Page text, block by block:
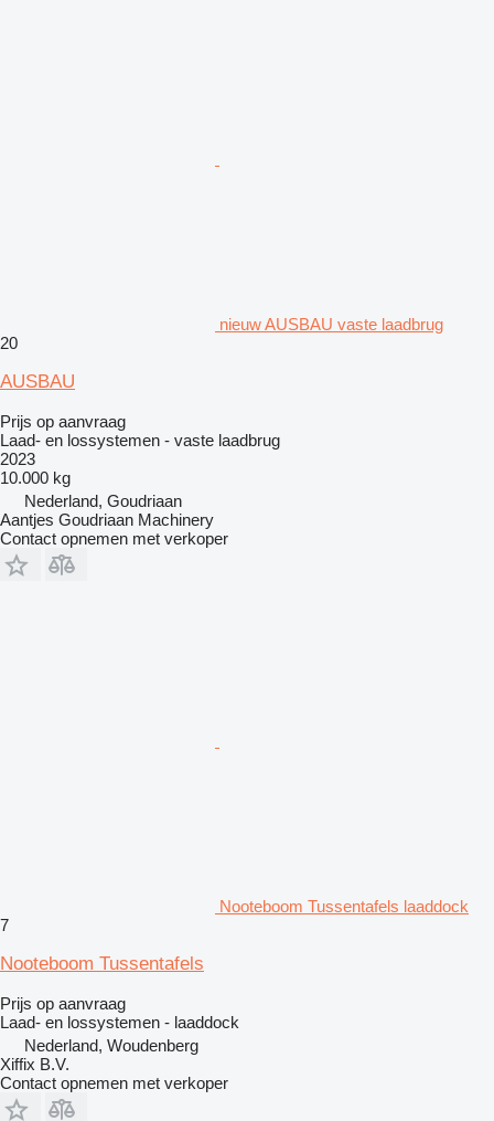
nieuw AUSBAU vaste laadbrug
20
AUSBAU
Prijs op aanvraag
Laad- en lossystemen - vaste laadbrug
2023
10.000 kg
Nederland, Goudriaan
Aantjes Goudriaan Machinery
Contact opnemen met verkoper
Nooteboom Tussentafels laaddock
7
Nooteboom Tussentafels
Prijs op aanvraag
Laad- en lossystemen - laaddock
Nederland, Woudenberg
Xiffix B.V.
Contact opnemen met verkoper